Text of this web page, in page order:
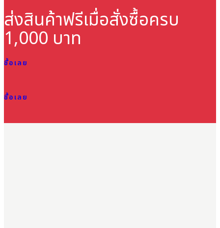
ส่งสินค้าฟรีเมื่อสั่งซื้อครบ
1,000 บาท
ซื้อเลย
ซื้อเลย